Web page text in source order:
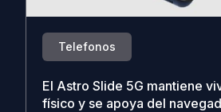
Telefonos
El Astro Slide 5G mantiene
físico y se apoya del